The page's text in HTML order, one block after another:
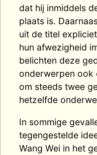
dat hij inmiddels
plaats is.
uit de titel
hun afwezigheid
belichten deze
onderwerpen ook
om steeds twee
hetzelfde
In sommige
tegengestelde
Wang Wei in het